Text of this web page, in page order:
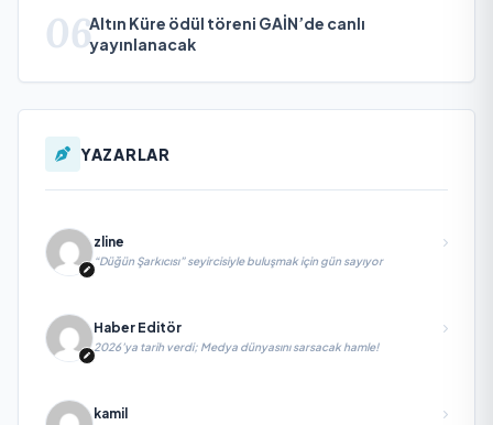
06Altın Küre ödül töreni GAİN’de canlı
yayınlanacak
YAZARLAR
zline
“Düğün Şarkıcısı” seyircisiyle buluşmak için gün sayıyor
Haber Editör
2026’ya tarih verdi; Medya dünyasını sarsacak hamle!
kamil